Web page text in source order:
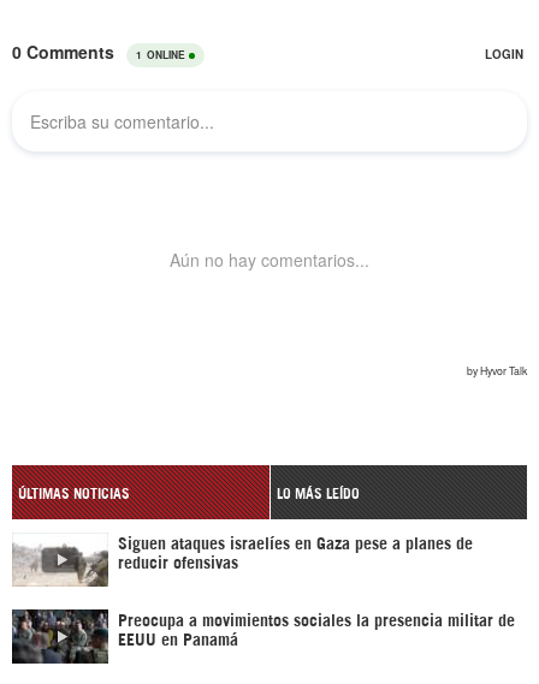
ÚLTIMAS NOTICIAS LO MÁS LEÍDO
Siguen ataques israelíes en Gaza pese a planes de
reducir ofensivas
Preocupa a movimientos sociales la presencia militar de
EEUU en Panamá